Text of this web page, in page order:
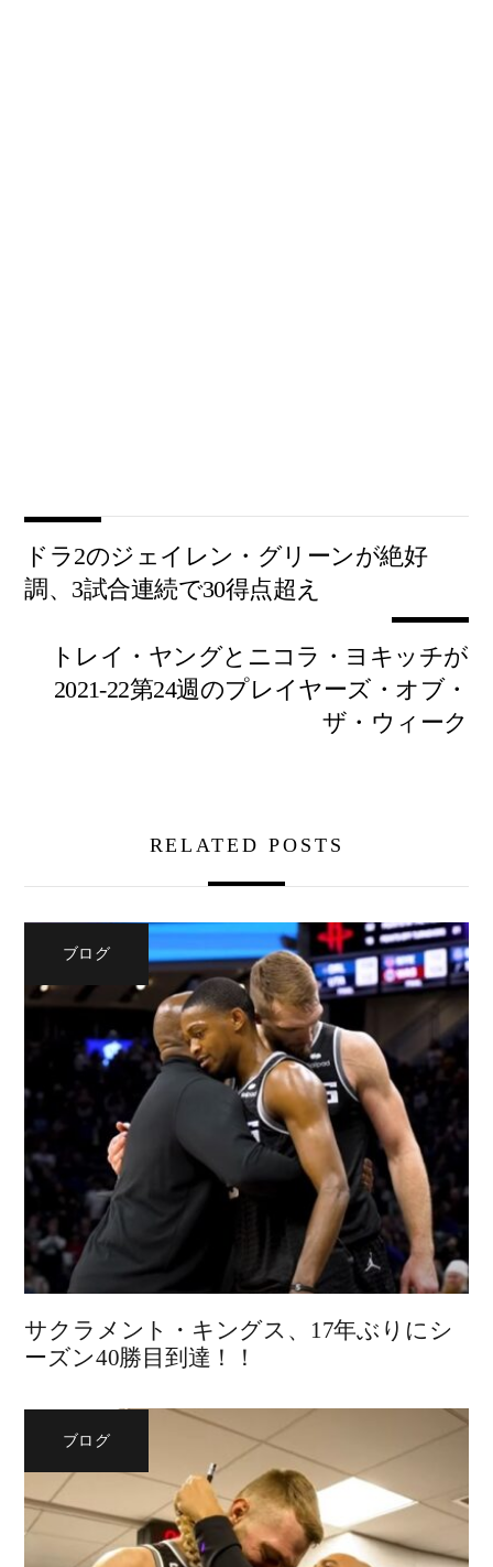
ドラ2のジェイレン・グリーンが絶好
調、3試合連続で30得点超え
トレイ・ヤングとニコラ・ヨキッチが
2021-22第24週のプレイヤーズ・オブ・
ザ・ウィーク
RELATED POSTS
ブログ
サクラメント・キングス、17年ぶりにシ
ーズン40勝目到達！！
ブログ